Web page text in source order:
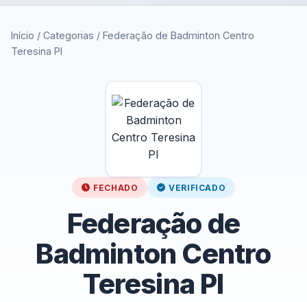
Início / Categorias / Federação de Badminton Centro
Teresina PI
FECHADO VERIFICADO
Federação de
Badminton Centro
Teresina PI